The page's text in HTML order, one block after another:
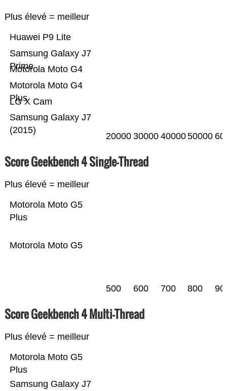
Plus élevé = meilleur
Samsung Galaxy J7
(2015)
LG X Cam
Motorola Moto G4
Plus
Motorola Moto G4
Samsung Galaxy J7
Prime
Huawei P9 Lite
20000 30000 4000050000
Score Geekbench 4 Single-Thread
Plus élevé = meilleur
Motorola Moto G5
Motorola Moto G5
Plus
500 600 700 800
Score Geekbench 4 Multi-Thread
Plus élevé = meilleur
Samsung Galaxy J7
Motorola Moto G5
Plus